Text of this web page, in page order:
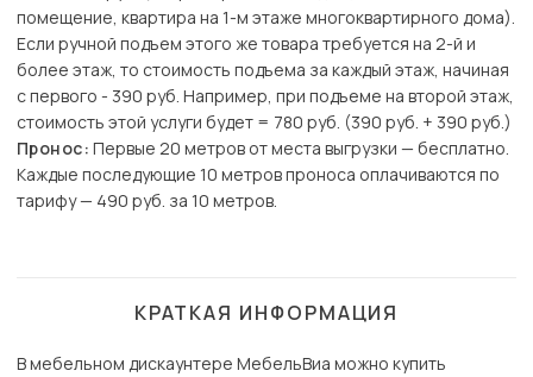
помещение, квартира на 1-м этаже многоквартирного дома).
Если ручной подъем этого же товара требуется на 2-й и
более этаж, то стоимость подъема за каждый этаж, начиная
с первого - 390 руб. Например, при подъеме на второй этаж,
стоимость этой услуги будет = 780 руб. (390 руб. + 390 руб.)
Пронос: Первые 20 метров от места выгрузки — бесплатно.
Каждые последующие 10 метров проноса оплачиваются по
тарифу — 490 руб. за 10 метров.
КРАТКАЯ ИНФОРМАЦИЯ
В мебельном дискаунтере МебельВиа можно купить